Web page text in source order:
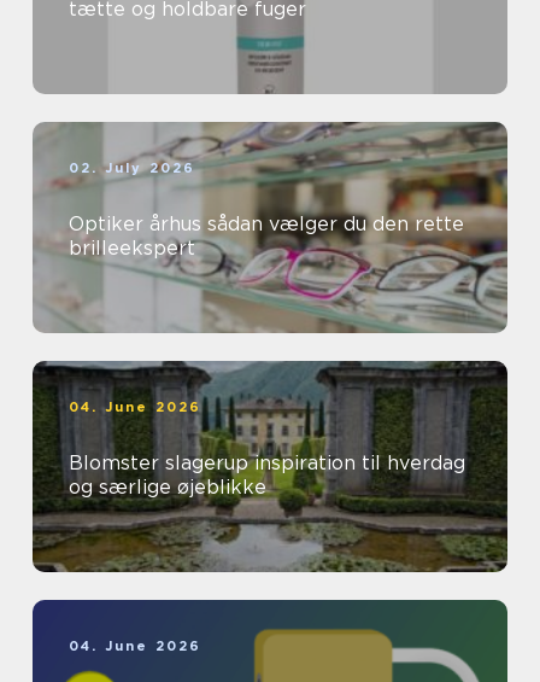
tætte og holdbare fuger
02. July 2026
Optiker århus sådan vælger du den rette
brilleekspert
04. June 2026
Blomster slagerup inspiration til hverdag
og særlige øjeblikke
04. June 2026